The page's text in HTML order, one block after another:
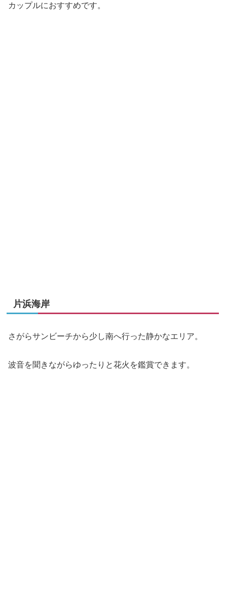
カップルにおすすめです。
片浜海岸
さがらサンビーチから少し南へ行った静かなエリア。
波音を聞きながらゆったりと花火を鑑賞できます。